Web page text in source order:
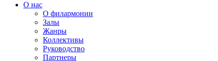
О нас
О филармонии
Залы
Жанры
Коллективы
Руководство
Партнеры